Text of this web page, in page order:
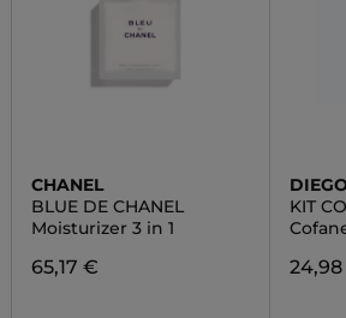
CHANEL
BLUE DE CHANEL
Moisturizer 3 in 1
65,17 €
KIT